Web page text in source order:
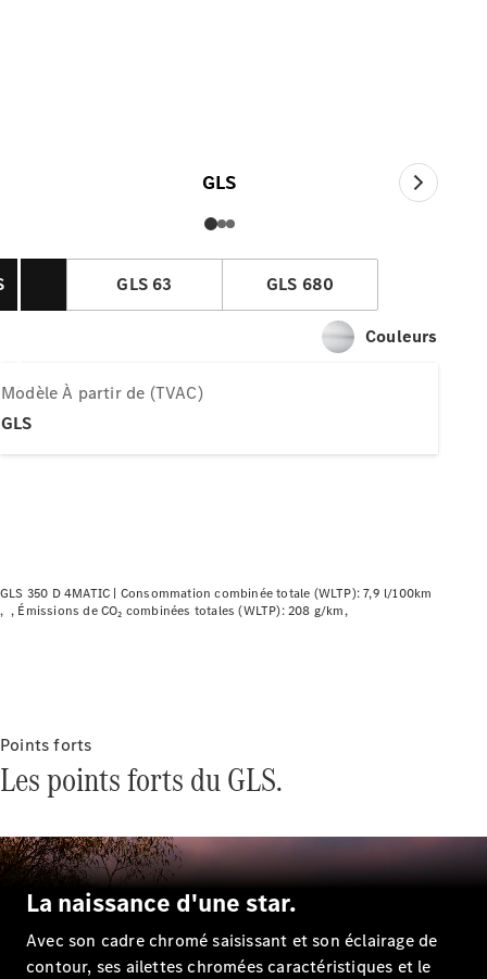
GLS
GLS 63 GLS 680
Couleurs
Modèle
GLS
À partir de (TVAC)
GLS 350 D 4MATIC | Consommation combinée totale (WLTP): 7,9 l/100km
Émissions de CO₂ combinées totales (WLTP): 208 g/km
Points forts
Les points forts du GLS.
La naissance d'une star.
Avec son cadre chromé saisissant et son éclairage de
contour, ses ailettes chromées caractéristiques et le